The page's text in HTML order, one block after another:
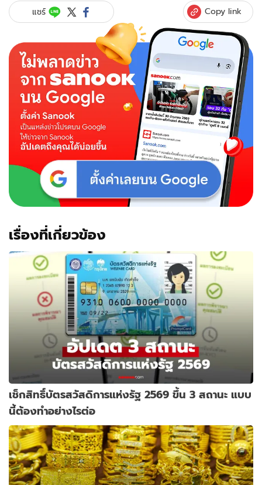
อั้ม
ภูมิ
สามี
แยม
ธุรกิจ
ราย
สุด
อึ้ง!
แชร์ Copy link
เรื่องที่เกี่ยวข้อง
เช็กสิทธิ์บัตรสวัสดิการแห่งรัฐ 2569 ขึ้น 3 สถานะ แบบ
นี้ต้องทำอย่างไรต่อ